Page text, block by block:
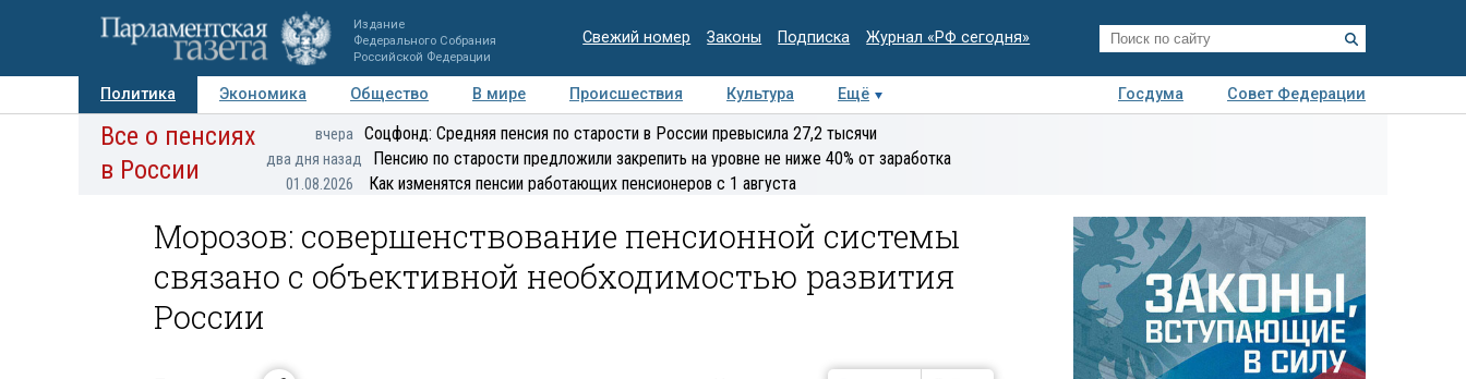
Издание
Федерального Собрания
Российской Федерации
Свежий номер Законы Подписка Журнал «РФ сегодня»
Политика Экономика Общество В мире Происшествия Культура Ещё Госдума
Совет Федерации
Авторы Персоны Мнения Регионы Медиацентр Интервью Колумнисты
экспертиза
Все о пенсиях
в России
вчера Соцфонд: Средняя пенсия по старости в России превысила 27,2 тысячи
два дня назад Пенсию по старости предложили закрепить на уровне не ниже 40% от заработка
01.08.2026 Как изменятся пенсии работающих пенсионеров с 1 августа
Морозов: совершенствование пенсионной системы
связано с объективной необходимостью развития
России